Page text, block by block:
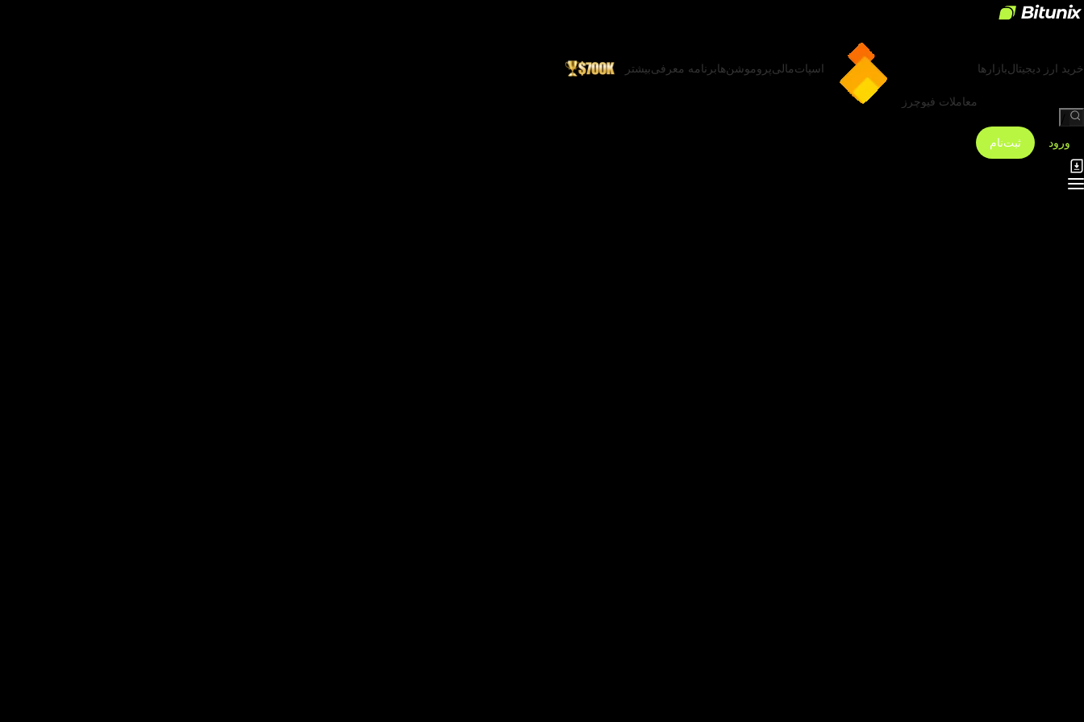
خرید ارز دیجیتالبازارها
معاملات فیوچرز
اسپاتمالیپروموشن‌هابرنامه معرفیبیشتر
ورود
ثبت‌نام